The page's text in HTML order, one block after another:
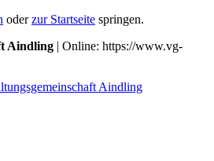
oderzur Startseite springen.
Aindling | Online: https://www.vg-